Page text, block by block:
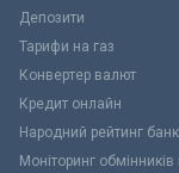
Депозити
Тарифи на газ
Конвертер валют
Кредит онлайн
Народний рейтинг
Моніторинг